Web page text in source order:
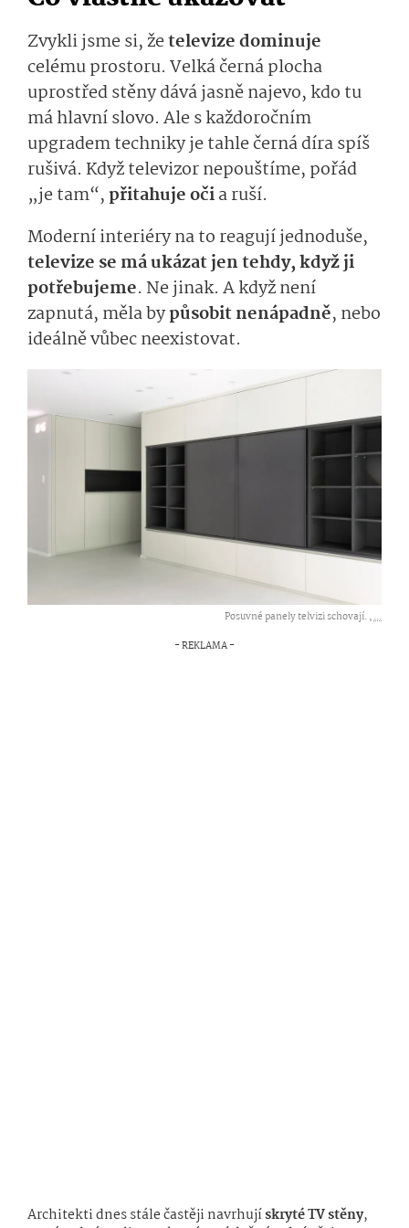
Zvykli jsme si, žetelevize dominuje
celému prostoru. Velká černá plocha
uprostřed stěny dává jasně najevo, kdo tu
má hlavní slovo. Ale s každoročním
upgradem techniky je tahle černá díra spíš
rušivá. Když televizor nepouštíme, pořád
„je tam“,přitahuje očia ruší.
Moderní interiéry na to reagují jednoduše,
televize se má ukázat jen tehdy, když ji
potřebujeme. Ne jinak. A když není
zapnutá, měla bypůsobit nenápadně, nebo
ideálně vůbec neexistovat.
Posuvné panely telvizi schovají. ,...
Architekti dnes stále častěji navrhujískryté TV stěny,